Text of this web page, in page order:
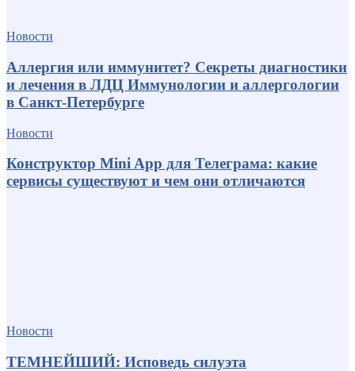
Новости
Аллергия или иммунитет? Секреты диагностики
и лечения в ЛДЦ Иммунологии и аллергологии
в Санкт-Петербурге
Новости
Конструктор Mini App для Телеграма: какие
сервисы существуют и чем они отличаются
Новости
ТЕМНЕЙШИЙ: Исповедь силуэта